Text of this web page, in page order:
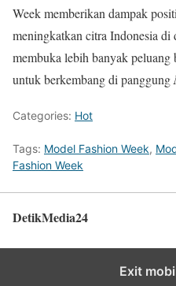
Week memberikan dampak
meningkatkan citra Indonesia
membuka lebih banyak
untuk berkembang di panggung
Categories: Hot
Tags: Model Fashion Week,
Fashion Week
DetikMedia24
Exit